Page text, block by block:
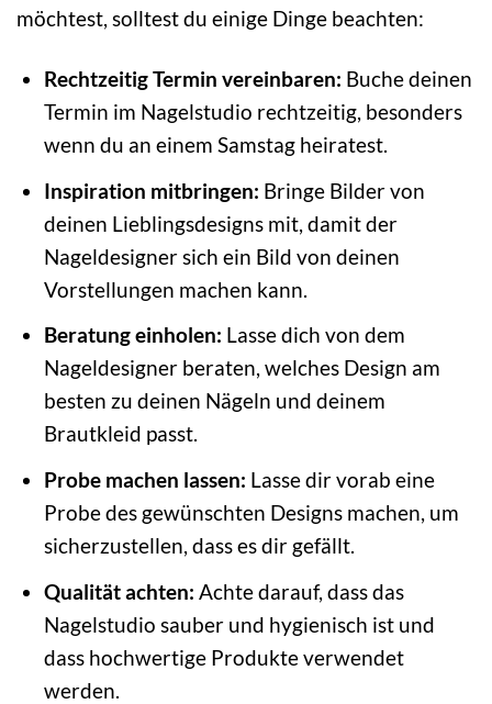
möchtest, solltest du einige Dinge beachten:
Rechtzeitig Termin vereinbaren: Buche deinen
Termin im Nagelstudio rechtzeitig, besonders
wenn du an einem Samstag heiratest.
Inspiration mitbringen: Bringe Bilder von
deinen Lieblingsdesigns mit, damit der
Nageldesigner sich ein Bild von deinen
Vorstellungen machen kann.
Beratung einholen: Lasse dich von dem
Nageldesigner beraten, welches Design am
besten zu deinen Nägeln und deinem
Brautkleid passt.
Probe machen lassen: Lasse dir vorab eine
Probe des gewünschten Designs machen, um
sicherzustellen, dass es dir gefällt.
Qualität achten: Achte darauf, dass das
Nagelstudio sauber und hygienisch ist und
dass hochwertige Produkte verwendet
werden.